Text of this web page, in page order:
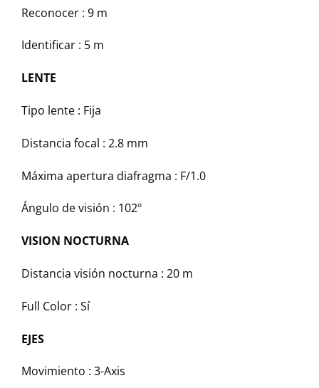
Reconocer : 9 m
Identificar : 5 m
LENTE
Tipo lente : Fija
Distancia focal : 2.8 mm
Máxima apertura diafragma : F/1.0
Ángulo de visión : 102º
VISION NOCTURNA
Distancia visión nocturna : 20 m
Full Color : Sí
EJES
Movimiento : 3-Axis